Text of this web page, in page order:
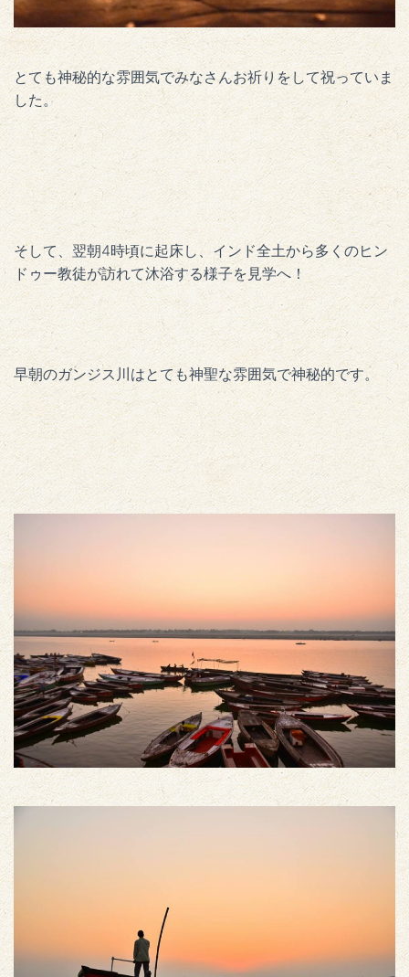
とても神秘的な雰囲気でみなさんお祈りをして祝っていま
した。
そして、翌朝4時頃に起床し、インド全土から多くのヒン
ドゥー教徒が訪れて沐浴する様子を見学へ！
早朝のガンジス川はとても神聖な雰囲気で神秘的です。